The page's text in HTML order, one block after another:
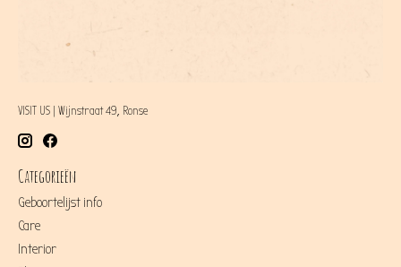
VISIT US | Wijnstraat 49, Ronse
Categorieën
Geboortelijst info
Care
Interior